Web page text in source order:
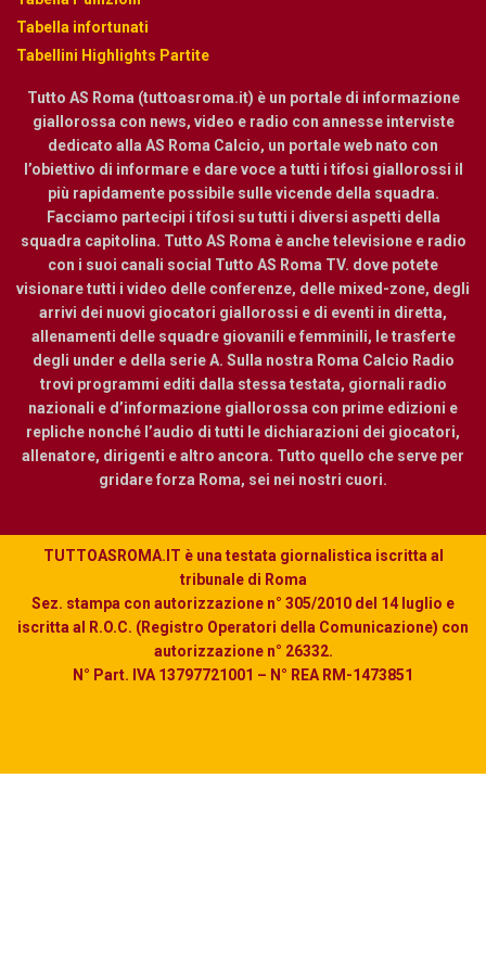
Tabella infortunati
Tabellini Highlights Partite
Tutto AS Roma (tuttoasroma.it) è un portale di informazione
giallorossa con news, video e radio con annesse interviste
dedicato alla AS Roma Calcio, un portale web nato con
l’obiettivo di informare e dare voce a tutti i tifosi giallorossi il
più rapidamente possibile sulle vicende della squadra.
Facciamo partecipi i tifosi su tutti i diversi aspetti della
squadra capitolina. Tutto AS Roma è anche televisione e radio
con i suoi canali social Tutto AS Roma TV. dove potete
visionare tutti i video delle conferenze, delle mixed-zone, degli
arrivi dei nuovi giocatori giallorossi e di eventi in diretta,
allenamenti delle squadre giovanili e femminili, le trasferte
degli under e della serie A. Sulla nostra Roma Calcio Radio
trovi programmi editi dalla stessa testata, giornali radio
nazionali e d’informazione giallorossa con prime edizioni e
repliche nonché l’audio di tutti le dichiarazioni dei giocatori,
allenatore, dirigenti e altro ancora. Tutto quello che serve per
gridare forza Roma, sei nei nostri cuori.
TUTTOASROMA.IT è una testata giornalistica iscritta al
tribunale di Roma
Sez. stampa con autorizzazione n° 305/2010 del 14 luglio e
iscritta al R.O.C. (Registro Operatori della Comunicazione) con
autorizzazione n° 26332.
N° Part. IVA 13797721001 – N° REA RM-1473851